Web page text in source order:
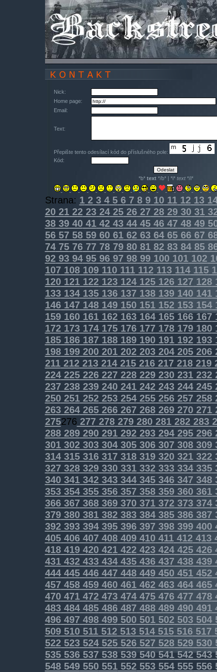
Nick:
Home page:
Email:
Text:
Přepište tento odesílací kód do příslušného pole:
Kód:
*b* text*/b* | *i* text*/i*
Strana: 12345678910111213
202122232425262728293031
383940414243444546474849
565758596061626364656667
747576777879808182838485
9293949596979899100101102
107108109110111112113114115
120121122123124125126127 128
133134135136137138139140 141
146147148149150151152153154
159160161162163164165166167
172173174175176177178179180
185186187188189190191192193
198199200201202203204205206
211212213214215216217218219
224225226227228229230231232
237238239240241242243244245
250251252253254255256257258
263264265266267268269270271
275276 277278279280281282283
288289290291292293294295296
301302303304305306307308309
314315316317318319320321322
327328329330331332333334335
340341342343344345346347 348
353354355356357358359360361
366367368369370371372373374
379380381382383384385386387
392393394395396397398399400
405406407408409410411412413
418419420421422423424425426
431432433434435436437 438439
444445446447448449450451452
457458459460461462463464465
470471472473474475476477 478
483484485486487 488489490 491
496497498499500501502503504
509510511512513514515516517
522523524525526527 528529530
535536537538539540541542543
548549550551552553554555556